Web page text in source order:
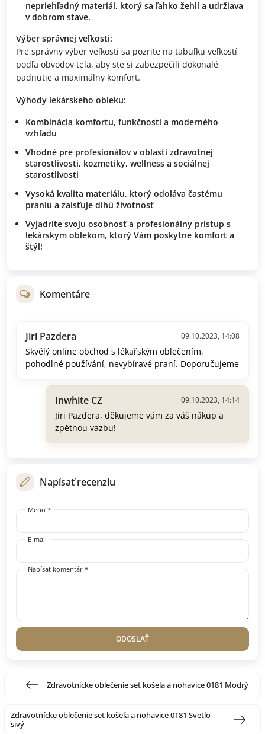
nepriehľadný materiál, ktorý sa ľahko žehlí a udržiava
v dobrom stave.
Výber správnej veľkosti:
Pre správny výber veľkosti sa pozrite na tabuľku veľkostí
podľa obvodov tela, aby ste si zabezpečili dokonalé
padnutie a maximálny komfort.
Výhody lekárskeho obleku:
Kombinácia komfortu, funkčnosti a moderného
vzhľadu
Vhodné pre profesionálov v oblasti zdravotnej
starostlivosti, kozmetiky, wellness a sociálnej
starostlivosti
Vysoká kvalita materiálu, ktorý odoláva častému
praniu a zaisťuje dlhú životnosť
Vyjadrite svoju osobnosť a profesionálny prístup s
lekárskym oblekom, ktorý Vám poskytne komfort a
štýl!
Komentáre
Jiri Pazdera 09.10.2023, 14:08
Skvělý online obchod s lékařským oblečením,
pohodlné používání, nevybíravé praní. Doporučujeme
Inwhite CZ 09.10.2023, 14:14
Jiri Pazdera, děkujeme vám za váš nákup a
zpětnou vazbu!
Napísať recenziu
Meno *
E-mail
Napísať komentár *
ODOSLAŤ
Zdravotnícke oblečenie set košeľa a nohavice 0181 Modrý
Zdravotnícke oblečenie set košeľa a nohavice 0181 Svetlo
sivý